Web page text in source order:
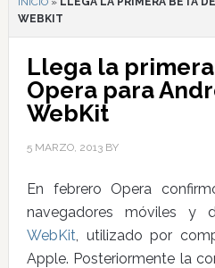
WEBKIT
Llega la
Opera para
WebKit
5 MARZO, 2013BY
En febrero Opera
navegadores móviles y
WebKit, utilizado por
Apple. Posteriormente la